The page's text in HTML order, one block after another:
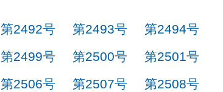
第2492号 第2493号
第2494号
第2499号 第2500号
第2501号
第2506号 第2507号
第2508号